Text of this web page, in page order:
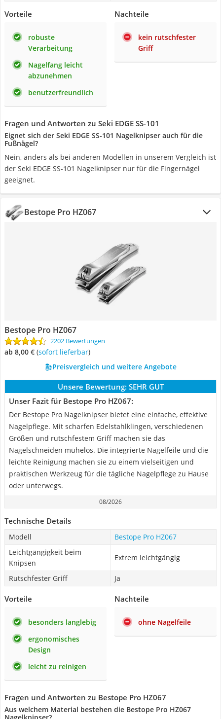
Vorteile
robuste
Verarbeitung
Nagelfang leicht
abzunehmen
benutzerfreundlich
Nachteile
kein rutschfester
Griff
Fragen und Antworten zu Seki EDGE SS-101
Eignet sich der Seki EDGE SS-101 Nagelknipser auch für die
Fußnägel?
Nein, anders als bei anderen Modellen in unserem Vergleich ist
der Seki EDGE SS-101 Nagelknipser nur für die Fingernägel
geeignet.
Bestope Pro HZ067
Bestope Pro HZ067
2202 Bewertungen
ab 8,00 € ( Sofort lieferbar)
Preisvergleich und weitere Angebote
Unsere Bewertung: SEHR GUT
Unser Fazit für Bestope Pro HZ067:
Der Bestope Pro Nagelknipser bietet eine einfache, effektive
Nagelpflege. Mit scharfen Edelstahlklingen, verschiedenen
Größen und rutschfestem Griff machen sie das
Nagelschneiden mühelos. Die integrierte Nagelfeile und die
leichte Reinigung machen sie zu einem vielseitigen und
praktischen Werkzeug für die tägliche Nagelpflege zu Hause
oder unterwegs.
08/2026
Technische Details
Modell
Bestope Pro HZ067
Leichtgängigkeit beim
Knipsen
Extrem leichtgängig
Rutschfester Griff Ja
Vorteile
besonders langlebig
ergonomisches
Design
leicht zu reinigen
Nachteile
ohne Nagelfeile
Fragen und Antworten zu Bestope Pro HZ067
Aus welchem Material bestehen die Bestope Pro HZ067